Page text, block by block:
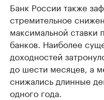
Банк России также
стремительное
максимальной ставки
банков. Наиболее
доходностей
до шести месяцев, а
снижались длинные
одного года.